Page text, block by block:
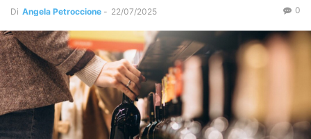
Di Angela Petroccione - 22/07/2025 0